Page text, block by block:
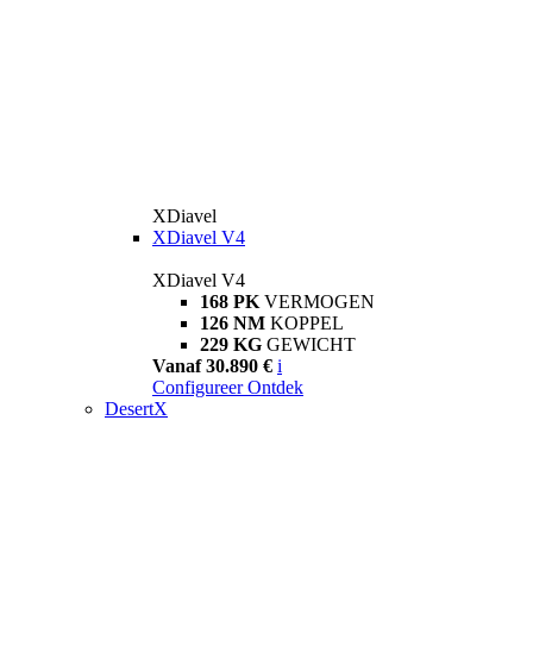
XDiavel
XDiavel V4
XDiavel V4
168 PK VERMOGEN
126 NM KOPPEL
229 KG GEWICHT
Vanaf 30.890 € i
Configureer Ontdek
DesertX